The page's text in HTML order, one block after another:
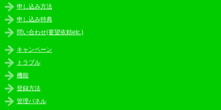
申し込み方法
申し込み特典
問い合わせ(要望依頼etc.)
キャンペーン
トラブル
機能
登録方法
管理パネル